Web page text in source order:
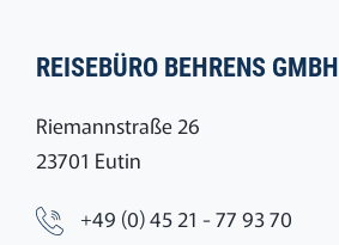
REISEBÜRO BEHRENS GMBH
Riemannstraße 26
23701 Eutin
+49 (0) 45 21 - 77 93 70